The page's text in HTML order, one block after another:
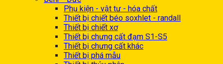
Phụ kiện - vật tư - hóa chất
Thiết bị chiết béo soxhlet - randall
Thiết bị chiết xơ
Thiết bị chưng cất đạm S1-S5
Thiết bị chưng cất khác
Thiết bị phá mẫu